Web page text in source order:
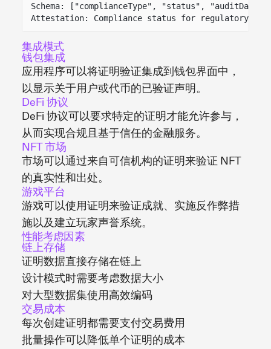
Schema: ["complianceType", "status",
Attestation: Compliance status for regulatory
集成模式
钱包集成
应用程序可以将证明验证集成到钱包界面中，
以显示关于用户或代币的已验证声明。
DeFi 协议
DeFi 协议可以要求特定的证明才能允许参与，
从而实现合规且基于信任的金融服务。
NFT 市场
市场可以通过来自可信机构的证明来验证 NFT
的真实性和出处。
游戏平台
游戏可以使用证明来验证成就、实施反作弊措
施以及建立玩家声誉系统。
性能考虑因素
链上存储
证明数据直接存储在链上
设计模式时需要考虑数据大小
对大型数据集使用高效编码
交易成本
每次创建证明都需要支付交易费用
批量操作可以降低单个证明的成本